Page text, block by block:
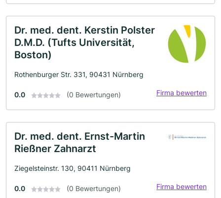
Dr. med. dent. Kerstin Polster
D.M.D. (Tufts Universität,
Boston)
Rothenburger Str. 331, 90431 Nürnberg
0.0 (0 Bewertungen) Firma bewerten
Dr. med. dent. Ernst-Martin
Rießner Zahnarzt
Ziegelsteinstr. 130, 90411 Nürnberg
0.0 (0 Bewertungen) Firma bewerten